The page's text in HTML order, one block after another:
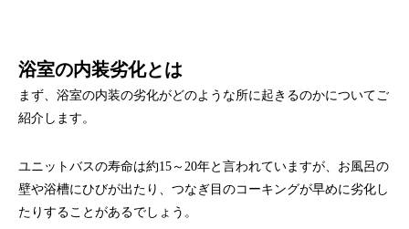
浴室の内装劣化とは
まず、浴室の内装の劣化がどのような所に起きるのかについてご
紹介します。
ユニットバスの寿命は約15～20年と言われていますが、お風呂の
壁や浴槽にひびが出たり、つなぎ目のコーキングが早めに劣化し
たりすることがあるでしょう。